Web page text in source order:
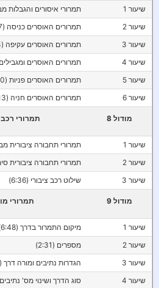
שיעור 1
תמרורי איסורים והגבלות מבוא
שיעור 2
תמרורים האוסרים כניסה (6:47)
שיעור 3
תמרורים האוסרים עקיפה (3:24)
שיעור 4
תמרורים האוסרים ומגבילים
שיעור 5
תמרורים האוסרים פניות (1:50)
שיעור 6
תמרורים האוסרים חניה (2:13)
מודול 8 תמרורי רכב
שיעור 1
תמרורי תחבורה ציבורית מבוא
שיעור 2
תמרורי תחבורה ציבורית
שיעור 3
שילוט רכב ציבורי (6:36)
מודול 9 תמרורי
שיעור 1
מיקום התמרור בדרך (6:48)
שיעור 2
מספרים (2:31)
שיעור 3
הגדרות נתיבים ומורה דרך
שיעור 4
סוג הדרך ושינוי מס' נתיבים